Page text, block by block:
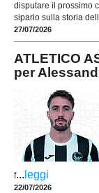
disputare il prossimo
sipario sulla storia
27/07/2026
ATLETICO
per
f... leggi
22/07/2026